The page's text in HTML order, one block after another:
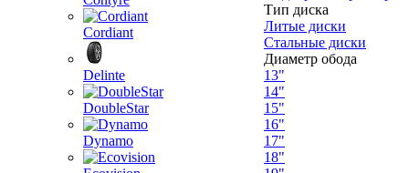
Cordiant
Delinte
DoubleStar
Dynamo
Тип диска
Литые диски
Стальные диски
Диаметр обода
13"
14"
15"
16"
17"
18"